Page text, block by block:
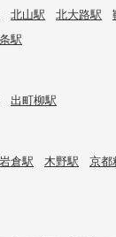
北山駅 北大路駅
駅
出町柳駅
岩倉駅 木野駅 京都